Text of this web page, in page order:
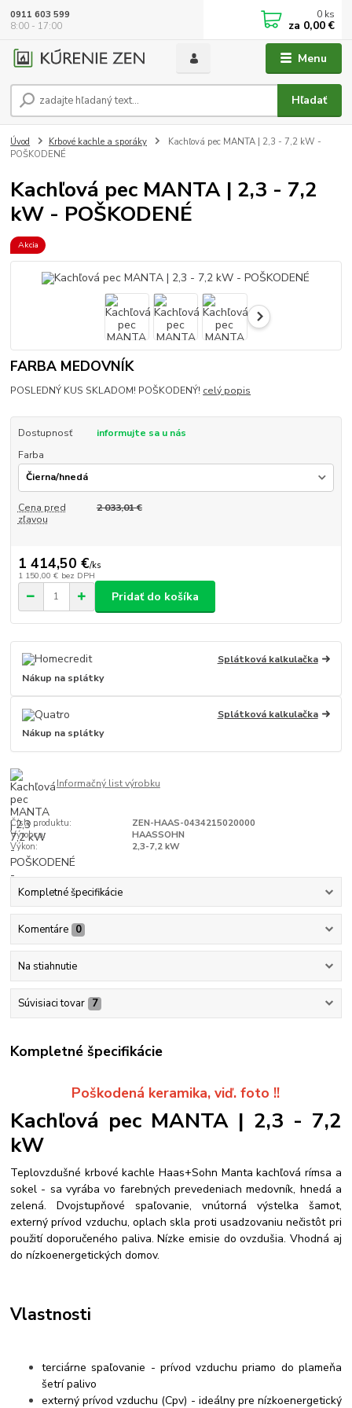
Menu
Hľadať
0911 603 599
8:00 - 17:00
0 ks
za 0,00 €
Úvod Krbové kachle a sporáky
Kachľová pec MANTA | 2,3 - 7,2 kW -
POŠKODENÉ
Kachľová pec MANTA | 2,3 - 7,2
kW - POŠKODENÉ
Akcia
FARBA MEDOVNÍK
POSLEDNÝ KUS SKLADOM! POŠKODENÝ! celý popis
Dostupnosť
informujte sa u nás
Farba
Cena pred
zľavou
2 033,01 €
1 414,50 €/ks
1 150,00 € bez DPH
Pridať do košíka
Splátková kalkulačka
Nákup na splátky
Splátková kalkulačka
Nákup na splátky
Informačný list výrobku
Číslo produktu:
ZEN-HAAS-0434215020000
Výrobca:
HAASSOHN
Výkon:
2,3-7,2 kW
Kompletné špecifikácie
Komentáre 0
Na stiahnutie
Súvisiaci tovar 7
Kompletné špecifikácie
Poškodená keramika, viď. foto !!
Kachľová pec MANTA | 2,3 - 7,2
kW
Teplovzdušné krbové kachle Haas+Sohn Manta kachľová rímsa a
sokel - sa vyrába vo farebných prevedeniach medovník, hnedá a
zelená. Dvojstupňové spaľovanie, vnútorná výstelka šamot,
externý prívod vzduchu, oplach skla proti usadzovaniu nečistôt pri
použití doporučeného paliva. Nízke emisie do ovzdušia. Vhodná aj
do nízkoenergetických domov.
Vlastnosti
terciárne spaľovanie - prívod vzduchu priamo do plameňa
šetrí palivo
externý prívod vzduchu (Cpv) - ideálny pre nízkoenergetický